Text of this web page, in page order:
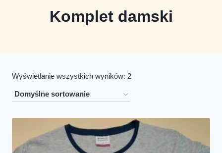
Komplet damski
Wyświetlanie wszystkich wyników: 2